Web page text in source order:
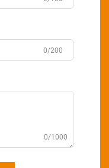
0/200
0/1000